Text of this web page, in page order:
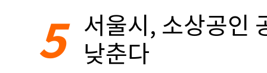
5 서울시, 소상공인
낮춘다